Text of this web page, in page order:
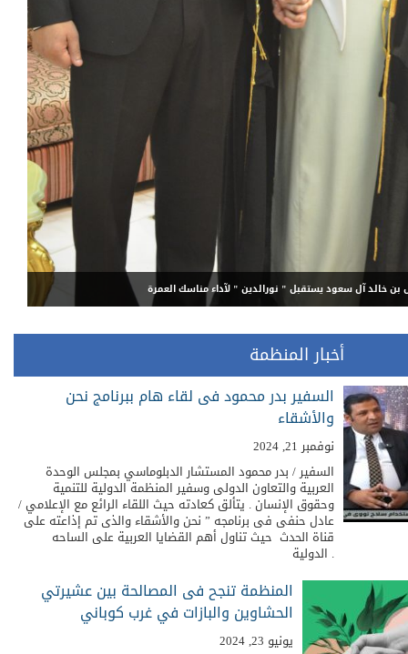
يجتاز بنجاح دراسة ومحاكاة دورات كلية الدفاع الوطنى بأكاديمية ناصر العسكرية فى
والأمن القومى وإدارة الأزمات والتفاوض وصناع القرار
أخبار المنظمة
السفير بدر محمود فى لقاء هام ببرنامج نحن
والأشقاء
نوفمبر 21, 2024
السفير / بدر محمود المستشار الدبلوماسي بمجلس الوحدة
العربية والتعاون الدولى وسفير المنظمة الدولية للتنمية
وحقوق الإنسان . يتألق كعادته حيث اللقاء الرائع مع الإعلامي /
عادل حنفى فى برنامجه ” نحن والأشقاء والذى تم إذاعته على
قناة الحدث حيث تناول أهم القضايا العربية على الساحه
الدولية .
المنظمة تنجح فى المصالحة بين عشيرتي
الحشاوين والبازات في غرب كوباني
يونيو 23, 2024